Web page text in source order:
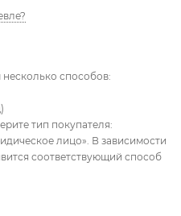
способов:
тип покупателя:
лицо». В зависимости
соответствующий способ